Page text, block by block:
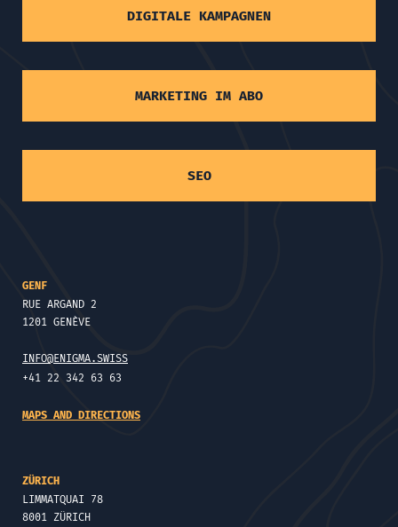
DIGITALE KAMPAGNEN
MARKETING IM ABO
SEO
GENF
RUE ARGAND 2
1201 GENÈVE
INFO@ENIGMA.SWISS
+41 22 342 63 63
MAPS AND DIRECTIONS
ZÜRICH
LIMMATQUAI 78
8001 ZÜRICH